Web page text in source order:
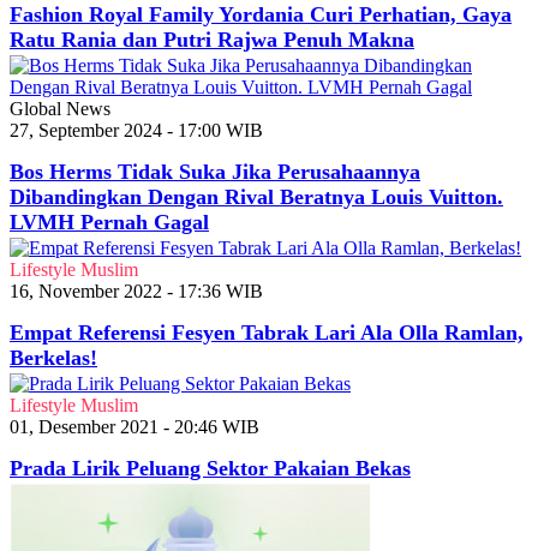
Fashion Royal Family Yordania Curi Perhatian, Gaya
Ratu Rania dan Putri Rajwa Penuh Makna
Global News
27, September 2024 - 17:00 WIB
Bos Herms Tidak Suka Jika Perusahaannya
Dibandingkan Dengan Rival Beratnya Louis Vuitton.
LVMH Pernah Gagal
Lifestyle Muslim
16, November 2022 - 17:36 WIB
Empat Referensi Fesyen Tabrak Lari Ala Olla Ramlan,
Berkelas!
Lifestyle Muslim
01, Desember 2021 - 20:46 WIB
Prada Lirik Peluang Sektor Pakaian Bekas